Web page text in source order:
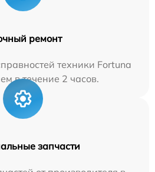
ремонт
техники Fortuna
в течение 2 часов.
запчасти